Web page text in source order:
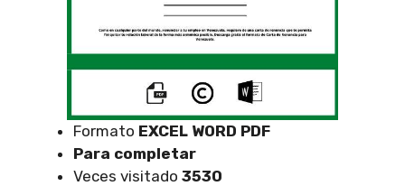
Formato EXCEL WORD PDF
Para completar
Veces visitado 3530